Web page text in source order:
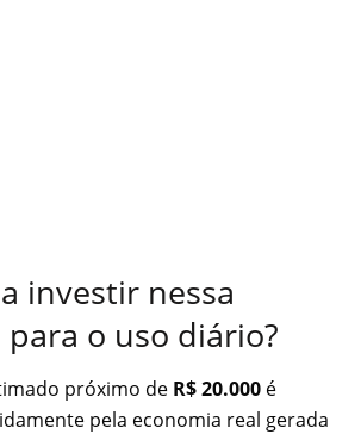
investir nessa
o uso diário?
próximo de R$ 20.000 é
pela economia real gerada